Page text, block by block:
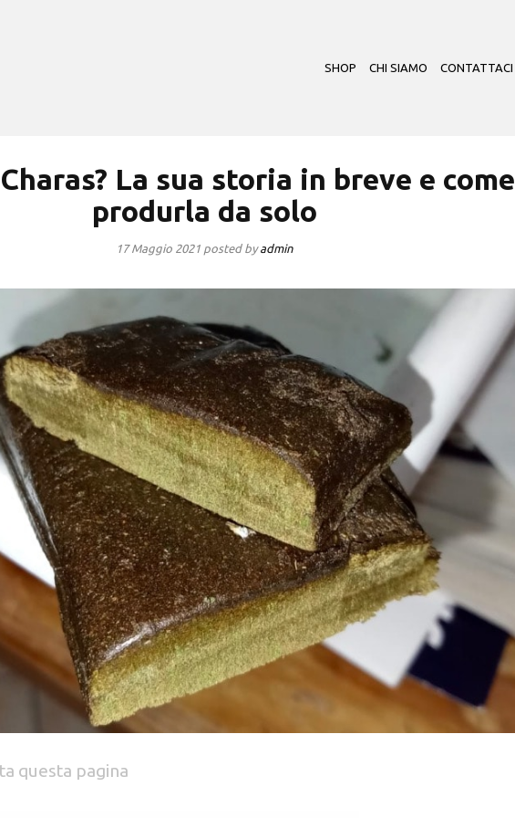
SHOP CHI SIAMO CONTATTACI
La sua storia in breve e come
produrla da solo
17 Maggio 2021 posted byadmin
questa pagina